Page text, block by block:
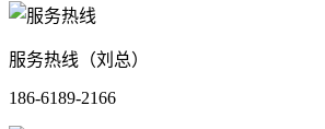
服务热线（刘总）
186-6189-2166